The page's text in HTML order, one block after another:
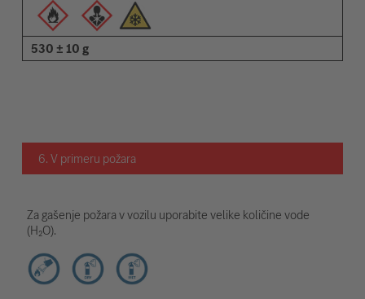
530 ± 10 g
6. V primeru požara
Za gašenje požara v vozilu uporabite velike količine vode
(H₂O).